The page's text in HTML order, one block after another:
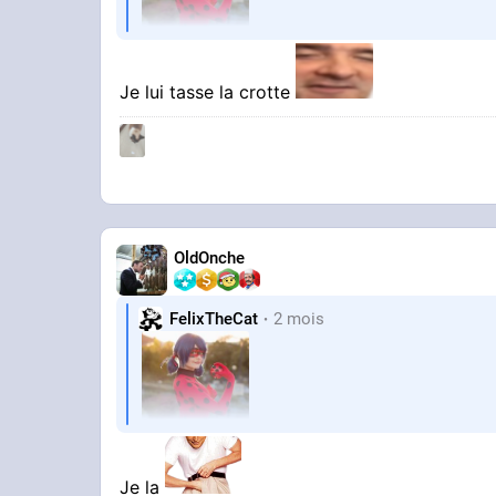
Elle vous en faite quoi
Je lui tasse la crotte
OldOnche
FelixTheCat 2 mois
Elle vous en faite quoi
Je la